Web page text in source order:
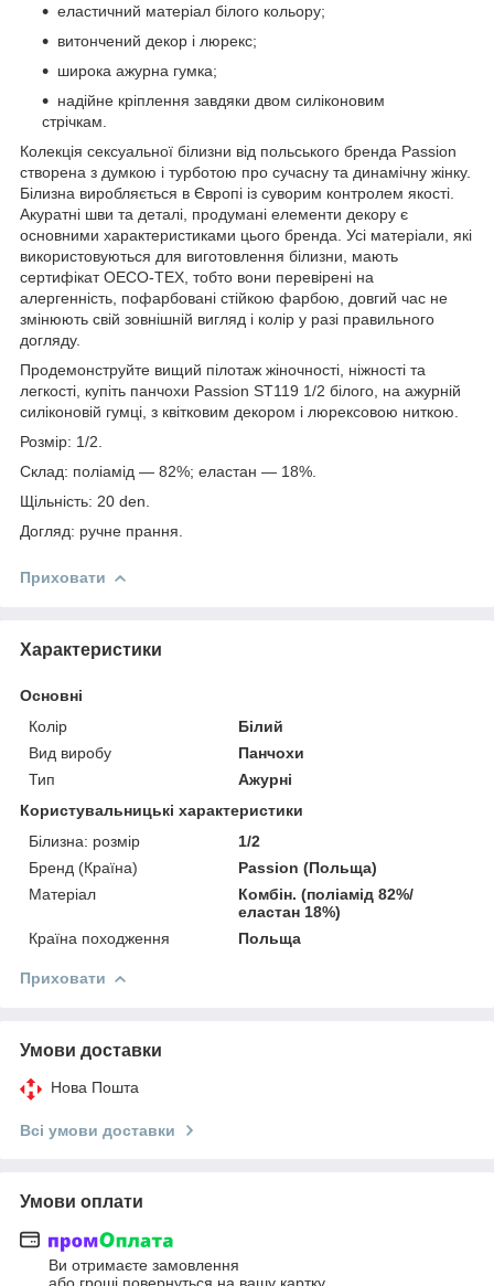
еластичний матеріал білого кольору;
витончений декор і люрекс;
широка ажурна гумка;
надійне кріплення завдяки двом силіконовим
стрічкам.
Колекція сексуальної білизни від польського бренда Passion
створена з думкою і турботою про сучасну та динамічну жінку.
Білизна виробляється в Європі із суворим контролем якості.
Акуратні шви та деталі, продумані елементи декору є
основними характеристиками цього бренда. Усі матеріали, які
використовуються для виготовлення білизни, мають
сертифікат OECO-TEX, тобто вони перевірені на
алергенність, пофарбовані стійкою фарбою, довгий час не
змінюють свій зовнішній вигляд і колір у разі правильного
догляду.
Продемонструйте вищий пілотаж жіночності, ніжності та
легкості, купіть панчохи Passion ST119 1/2 білого, на ажурній
силіконовій гумці, з квітковим декором і люрексовою ниткою.
Розмір: 1/2.
Склад: поліамід — 82%; еластан — 18%.
Щільність: 20 den.
Догляд: ручне прання.
Приховати
Характеристики
Основні
Колір
Білий
Вид виробу
Панчохи
Тип
Ажурні
Користувальницькі характеристики
Білизна: розмір
1/2
Бренд (Країна)
Passion (Польща)
Матеріал
Комбін. (поліамід 82%/
еластан 18%)
Країна походження
Польща
Приховати
Умови доставки
Нова Пошта
Всі умови доставки
Умови оплати
Ви отримаєте замовлення